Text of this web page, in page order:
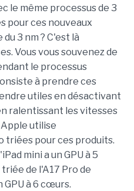
le même processus de 3
pour ces nouveaux
3 nm ? C'est là
Vous vous souvenez de
le processus
à prendre ces
utiles en désactivant
ralentissant les vitesses
utilise
triées pour ces produits.
mini a un GPU à 5
de l'A17 Pro de
GPU à 6 cœurs.